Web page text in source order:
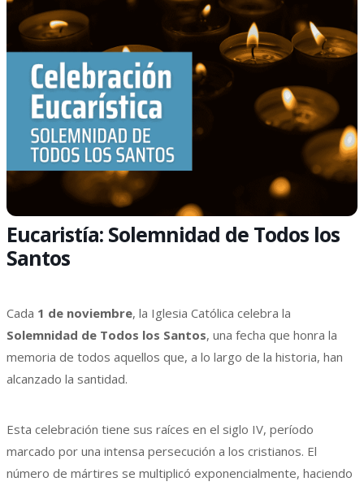
Eucaristía: Solemnidad de Todos los
Santos
Cada 1 de noviembre, la Iglesia Católica celebra la
Solemnidad de Todos los Santos, una fecha que honra la
memoria de todos aquellos que, a lo largo de la historia, han
alcanzado la santidad.
Esta celebración tiene sus raíces en el siglo IV, período
marcado por una intensa persecución a los cristianos. El
número de mártires se multiplicó exponencialmente, haciendo